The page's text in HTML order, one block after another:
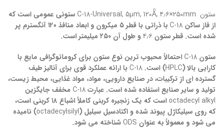
ستون C-18-Universal, 5μm, 120Aͦ, ۴٫۶×۲۵۰mmستونی عمومی است که
از فاز ساکن C-18
با ذراتی با قطر ۵ میکرون و ابعاد منافذ ۱۲۰ آنگسترم پر
شده است. قطر ستون ۴٫۶و طول آن ۲۵۰ میلیمتر است.
ستون C-18احتمالاً محبوب ترین نوع ستون برای کروماتوگرافی مایع با
کارایی بالا (HPLC) است. C-18با ارائه عملکرد قوی برای آنالیز طیف
گسترده ای از ترکیبات، در صنایع دارویی، مواد، مواد غذایی، محیط زیست،
تولید و سایر صنایع استفاده شده است. عبارتC-18 مخفف جایگزین
octadecyl alkyl
است که یک زنجیره کربنی کاملاً اشباع ۱۸ کربنی است،
که روی سیلیکاژل پیوند شده و اکتادسیل سیلیل (octadecylsilyl) نامیده
می شود و معمولاً به عنوان ODSشناخته می شود.